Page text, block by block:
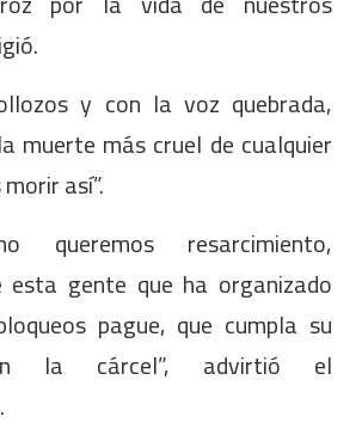
y con la voz quebrada,
muerte más cruel de cualquier
así”.
queremos resarcimiento,
esta gente que ha organizado
pague, que cumpla su
la cárcel”, advirtió el